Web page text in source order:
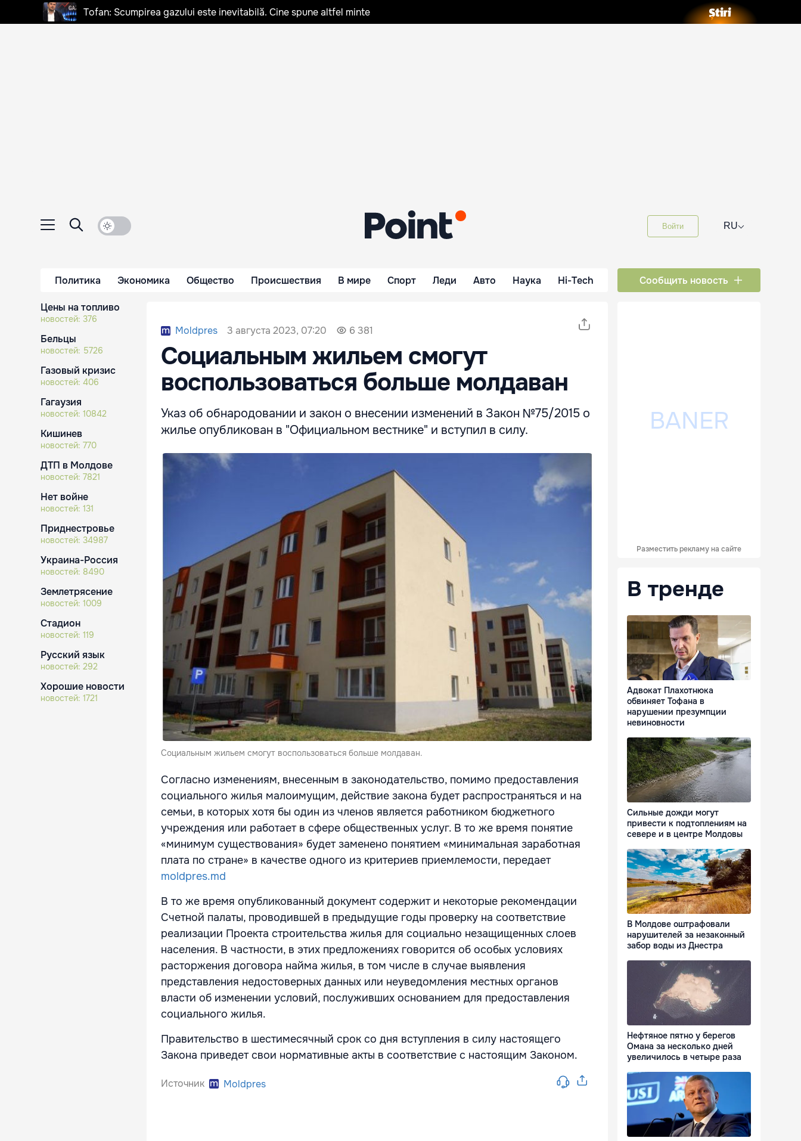
Tofan: Scumpirea gazului este inevitabilă. Cine spune altfel minte
Войти RU⌵
Политика Экономика Общество Происшествия В мире Спорт Леди Авто Наука Hi-Tech Сообщить новость
Цены на топливо
новостей: 376
Бельцы
новостей: 5726
Газовый кризис
новостей: 406
Гагаузия
новостей: 10842
Кишинев
новостей: 770
ДТП в Молдове
новостей: 7821
Нет войне
новостей: 131
Приднестровье
новостей: 34987
Украина-Россия
новостей: 8490
Землетрясение
новостей: 1009
Стадион
новостей: 119
Русский язык
новостей: 292
Хорошие новости
новостей: 1721
Moldpres 3 августа 2023, 07:20 6 381
Социальным жильем смогут
воспользоваться больше молдаван
Указ об обнародовании и закон о внесении изменений в Закон №75/2015 о
жилье опубликован в "Официальном вестнике" и вступил в силу.
Социальным жильем смогут воспользоваться больше молдаван.
Согласно изменениям, внесенным в законодательство, помимо предоставления
социального жилья малоимущим, действие закона будет распространяться и на
семьи, в которых хотя бы один из членов является работником бюджетного
учреждения или работает в сфере общественных услуг. В то же время понятие
«минимум существования» будет заменено понятием «минимальная заработная
плата по стране» в качестве одного из критериев приемлемости, передает
moldpres.md
В то же время опубликованный документ содержит и некоторые рекомендации
Счетной палаты, проводившей в предыдущие годы проверку на соответствие
реализации Проекта строительства жилья для социально незащищенных слоев
населения. В частности, в этих предложениях говорится об особых условиях
расторжения договора найма жилья, в том числе в случае выявления
представления недостоверных данных или неуведомления местных органов
власти об изменении условий, послуживших основанием для предоставления
социального жилья.
Правительство в шестимесячный срок со дня вступления в силу настоящего
Закона приведет свои нормативные акты в соответствие с настоящим Законом.
Источник Moldpres
Разместить рекламу на сайте
В тренде
Адвокат Плахотнюка
обвиняет Тофана в
нарушении презумпции
невиновности
Сильные дожди могут
привести к подтоплениям на
севере и в центре Молдовы
В Молдове оштрафовали
нарушителей за незаконный
забор воды из Днестра
Нефтяное пятно у берегов
Омана за несколько дней
увеличилось в четыре раза